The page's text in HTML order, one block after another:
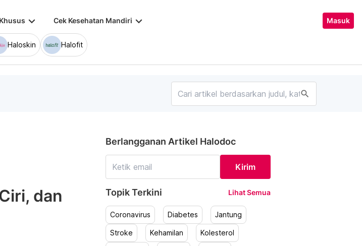
keyboard_arrow_down Cek Kesehatan Mandiri keyboard_arrow_down Masuk
Haloskin Halofit
search
dan
Berlangganan Artikel Halodoc
Kirim
Topik Terkini Lihat Semua
Coronavirus Diabetes Jantung
Stroke Kehamilan Kolesterol